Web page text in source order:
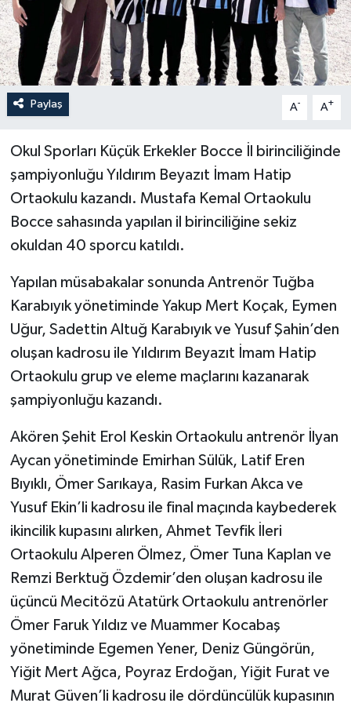
Paylaş A- A+
Okul Sporları Küçük Erkekler Bocce İl birinciliğinde
şampiyonluğu Yıldırım Beyazıt İmam Hatip
Ortaokulu kazandı. Mustafa Kemal Ortaokulu
Bocce sahasında yapılan il birinciliğine sekiz
okuldan 40 sporcu katıldı.
Yapılan müsabakalar sonunda Antrenör Tuğba
Karabıyık yönetiminde Yakup Mert Koçak, Eymen
Uğur, Sadettin Altuğ Karabıyık ve Yusuf Şahin’den
oluşan kadrosu ile Yıldırım Beyazıt İmam Hatip
Ortaokulu grup ve eleme maçlarını kazanarak
şampiyonluğu kazandı.
Akören Şehit Erol Keskin Ortaokulu antrenör İlyan
Aycan yönetiminde Emirhan Sülük, Latif Eren
Bıyıklı, Ömer Sarıkaya, Rasim Furkan Akca ve
Yusuf Ekin’li kadrosu ile final maçında kaybederek
ikincilik kupasını alırken, Ahmet Tevfik İleri
Ortaokulu Alperen Ölmez, Ömer Tuna Kaplan ve
Remzi Berktuğ Özdemir’den oluşan kadrosu ile
üçüncü Mecitözü Atatürk Ortaokulu antrenörler
Ömer Faruk Yıldız ve Muammer Kocabaş
yönetiminde Egemen Yener, Deniz Güngörün,
Yiğit Mert Ağca, Poyraz Erdoğan, Yiğit Furat ve
Murat Güven’li kadrosu ile dördüncülük kupasının
İLÇELER
OTOPARK
TEKNOLOJİ